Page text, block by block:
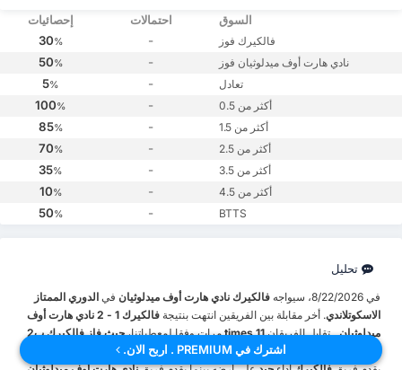
السوق احتمالات إحصائيات
فالكيرك فوز -
30%
نادي هارت أوف ميدلوثيان فوز -
50%
تعادل -
5%
أكثر من 0.5 -
100%
أكثر من 1.5 -
85%
أكثر من 2.5 -
70%
أكثر من 3.5 -
35%
أكثر من 4.5 -
10%
BTTS
-
50%
تحليل
في 8/22/2026، سيواجه فالكيرك نادي هارت أوف ميدلوثيان في الدوري الممتاز
الاسكوتلاندي. أخر مقابلة بين الفريقين انتهت بنتيجة
فالكيرك 1 - 2 نادي هارت أوف
ميدلوثيان.. تقابل الفريقان11 times مرات وفقا لمعطياتنا،
حيث فاز فالكيرك ب2
فاز نادي هارت أوف ميدلوثيان ب8
، و انتهت 1 مقابلات بتعادل الفريقين.
اشترك في PREMIUM . اربح الان.